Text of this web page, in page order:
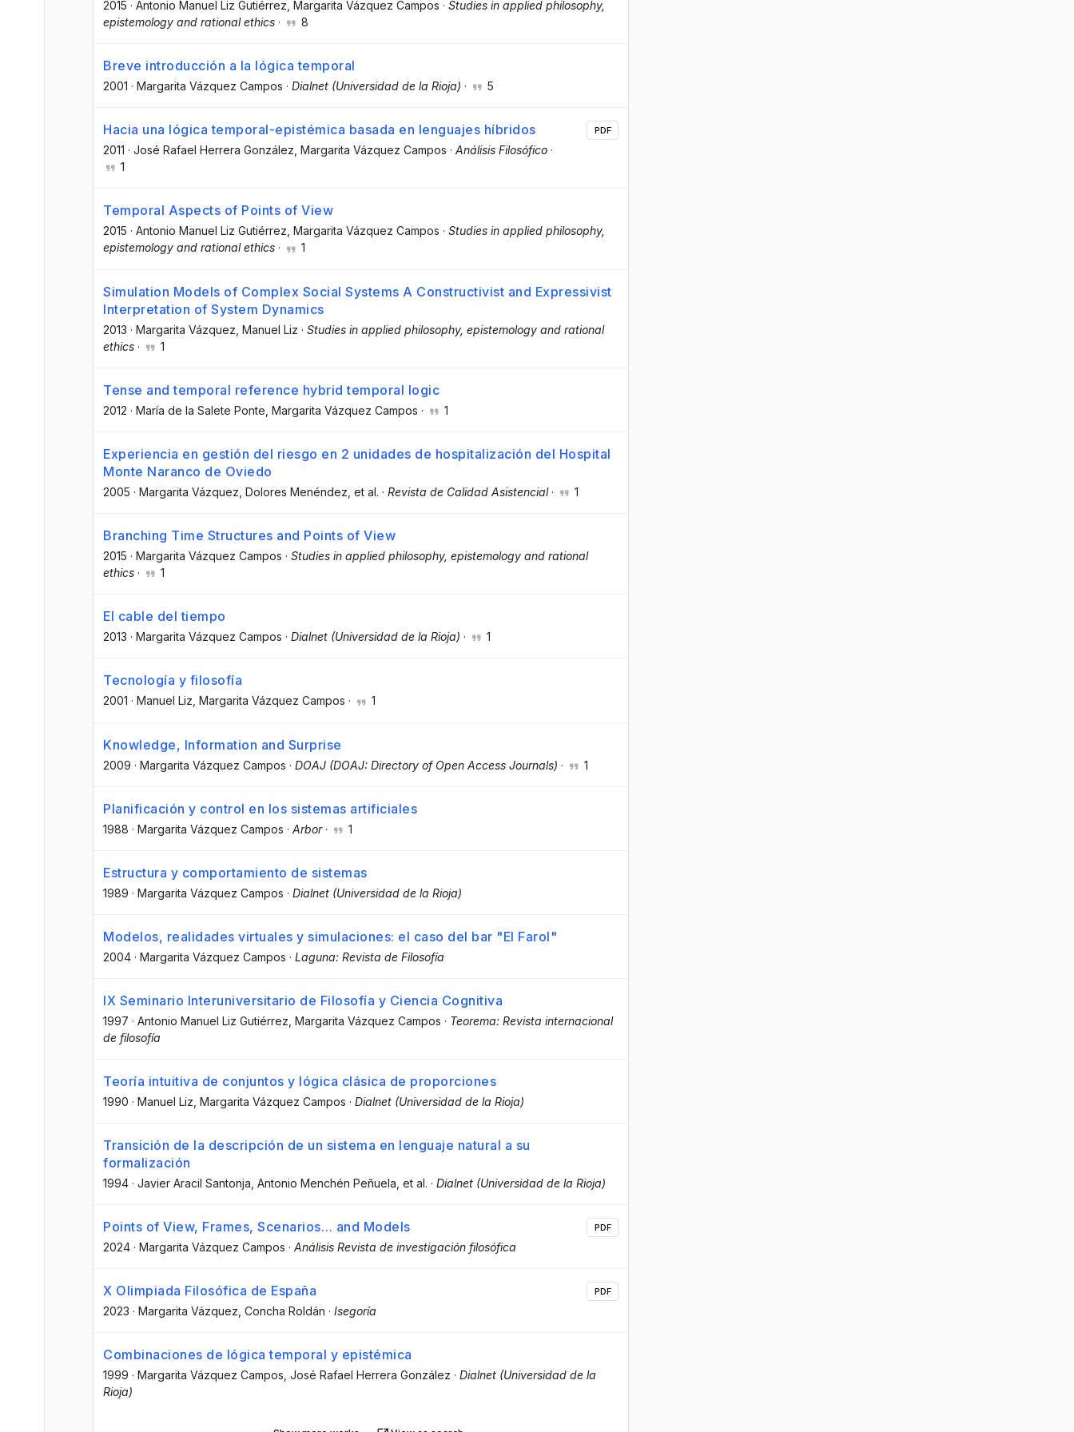
2015 · Antonio Manuel Liz Gutiérrez , Margarita Vázquez Campos · Studies in applied philosophy,
epistemology and rational ethics · 8
Breve introducción a la lógica temporal
2001 · Margarita Vázquez Campos · Dialnet (Universidad de la Rioja) · 5
Hacia una lógica temporal-epistémica basada en lenguajes híbridos
2011 · José Rafael Herrera González , Margarita Vázquez Campos · Análisis Filosófico ·
1
PDF
Temporal Aspects of Points of View
2015 · Antonio Manuel Liz Gutiérrez , Margarita Vázquez Campos · Studies in applied philosophy,
epistemology and rational ethics · 1
Simulation Models of Complex Social Systems A Constructivist and Expressivist
Interpretation of System Dynamics
2013 · Margarita Vázquez , Manuel Liz · Studies in applied philosophy, epistemology and rational
ethics · 1
Tense and temporal reference hybrid temporal logic
2012 · María de la Salete Ponte , Margarita Vázquez Campos · 1
Experiencia en gestión del riesgo en 2 unidades de hospitalización del Hospital
Monte Naranco de Oviedo
2005 · Margarita Vázquez , Dolores Menéndez , et al. · Revista de Calidad Asistencial· 1
Branching Time Structures and Points of View
2015 · Margarita Vázquez Campos · Studies in applied philosophy, epistemology and rational
ethics · 1
El cable del tiempo
2013 · Margarita Vázquez Campos · Dialnet (Universidad de la Rioja) · 1
Tecnología y filosofía
2001 · Manuel Liz, Margarita Vázquez Campos · 1
Knowledge, Information and Surprise
2009 · Margarita Vázquez Campos · DOAJ (DOAJ: Directory of Open Access Journals) · 1
Planificación y control en los sistemas artificiales
1988 · Margarita Vázquez Campos · Arbor· 1
Estructura y comportamiento de sistemas
1989 · Margarita Vázquez Campos · Dialnet (Universidad de la Rioja)
Modelos, realidades virtuales y simulaciones: el caso del bar "El Farol"
2004 · Margarita Vázquez Campos · Laguna: Revista de Filosofía
IX Seminario Interuniversitario de Filosofía y Ciencia Cognitiva
1997 · Antonio Manuel Liz Gutiérrez , Margarita Vázquez Campos · Teorema: Revista internacional
de filosofía
Teoría intuitiva de conjuntos y lógica clásica de proporciones
1990 · Manuel Liz , Margarita Vázquez Campos · Dialnet (Universidad de la Rioja)
Transición de la descripción de un sistema en lenguaje natural a su
formalización
1994 · Javier Aracil Santonja , Antonio Menchén Peñuela , et al. · Dialnet (Universidad de la Rioja)
Points of View, Frames, Scenarios… and Models
2024 · Margarita Vázquez Campos · Análisis Revista de investigación filosófica
PDF
X Olimpiada Filosófica de España
2023 · Margarita Vázquez , Concha Roldán · Isegoría
PDF
Combinaciones de lógica temporal y epistémica
1999 · Margarita Vázquez Campos , José Rafael Herrera González · Dialnet (Universidad de la
Rioja)